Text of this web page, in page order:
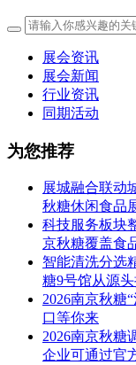
展会资讯
展会新闻
行业资讯
同期活动
为您推荐
展城融合联动
秋糖休闲食品
科技服务板块
京秋糖覆盖食
智能清洗分选
糖9号馆从源
2026南京秋糖
口等你来
2026南京秋糖
企业可通过官